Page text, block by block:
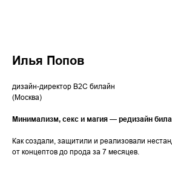
Илья Попов
дизайн-директор B2C билайн
(Москва)
Минимализм, секс и магия — редизайн
Как создали, защитили и реализовали
от концептов до прода за 7 месяцев.